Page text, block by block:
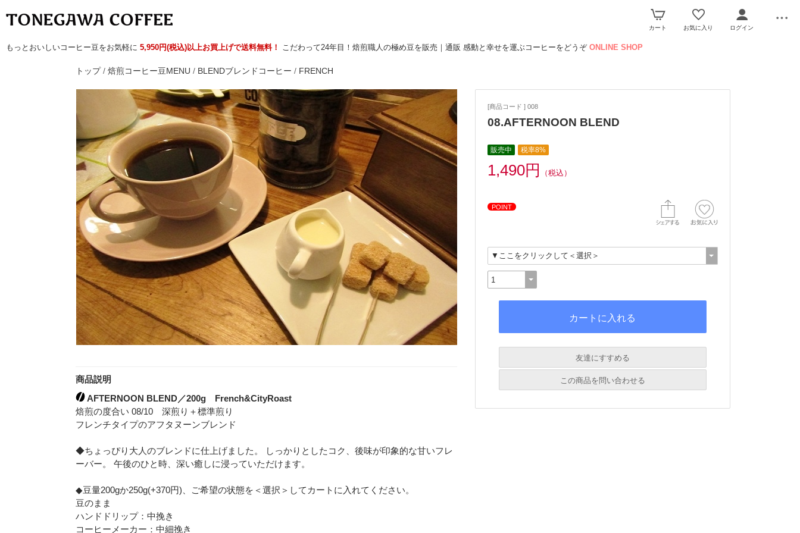
カート お気に入り ログイン
もっとおいしいコーヒー豆をお気軽に 5,950円(税込)以上お買上げで送料無料！ こだわって24年目！焙煎職人の極め豆を販売｜通販 感動と幸せを運ぶコーヒーをどうぞ ONLINE SHOP
トップ/ 焙煎コーヒー豆MENU / BLENDブレンドコーヒー / FRENCH
商品説明
AFTERNOON BLEND／200g French&CityRoast
焙煎の度合い 08/10 深煎り＋標準煎り
フレンチタイプのアフタヌーンブレンド
◆ちょっぴり大人のブレンドに仕上げました。 しっかりとしたコク、後味が印象的な甘いフレ
ーバー。 午後のひと時、深い癒しに浸っていただけます。
◆豆量200gか250g(+370円)、ご希望の状態を＜選択＞してカートに入れてください。
豆のまま
ハンドドリップ：中挽き
コーヒーメーカー：中細挽き
[商品コード ] 008
08.AFTERNOON BLEND
販売中 税率8%
1,490円 （税込）
POINT
友達にすすめる
この商品を問い合わせる